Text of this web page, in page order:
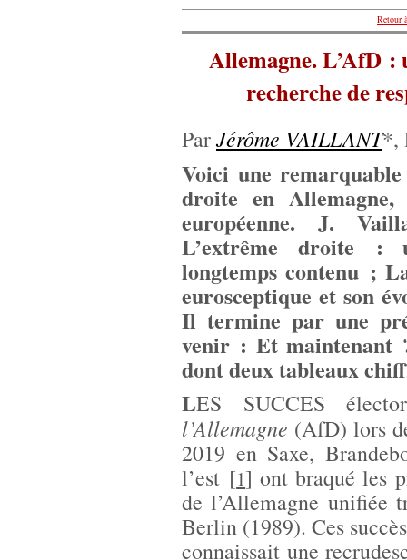
Retour
Allemagne. L’AfD :
recherche de
ParJérôme VAILLANT*,
Voici une
droite en
européenne. J.
L’extrême droite :
longtemps contenu ;
eurosceptique et son
Il termine par une
venir : Et maintenant
dont deux tableaux
LES SUCCES
l’Allemagne (AfD) lors
2019 en Saxe,
l’est [1] ont braqué les
de l’Allemagne unifiée
Berlin (1989). Ces
connaissait une